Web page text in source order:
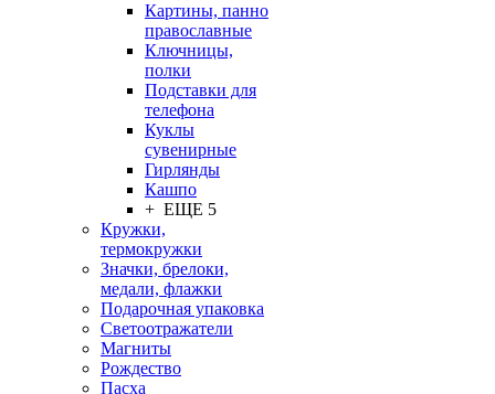
Картины, панно
православные
Ключницы,
полки
Подставки для
телефона
Куклы
сувенирные
Гирлянды
Кашпо
+ ЕЩЕ 5
Кружки,
термокружки
Значки, брелоки,
медали, флажки
Подарочная упаковка
Светоотражатели
Магниты
Рождество
Пасха